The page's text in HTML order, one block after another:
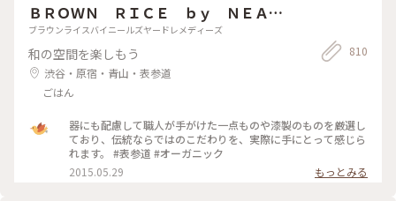
ＢＲＯＷＮ ＲＩＣＥ ｂｙ ＮＥＡ
Ｌ’Ｓ ＹＡＲＤ ＲＥＭＥＤＩＥＳ
ブラウンライスバイニールズヤードレメディーズ
和の空間を楽しもう
渋谷・原宿・青山・表参道
ごはん
810
器にも配慮して職人が手がけた一点ものや漆製のものを厳選し
ており、伝統ならではのこだわりを、実際に手にとって感じら
れます。 #表参道 #オーガニック
2015.05.29
もっとみる